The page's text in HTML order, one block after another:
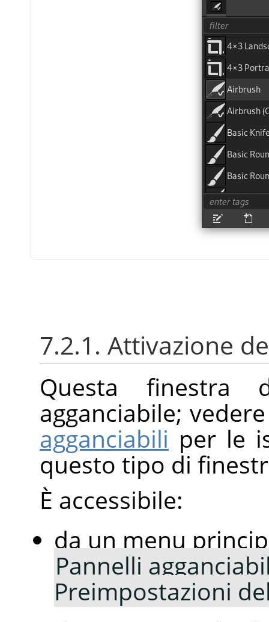
7.2.1. Attivazione
Questa
agganciabile;
agganciabili per le
questo tipo di
È accessibile:
da un menu
Pannelli
Preimpostazioni